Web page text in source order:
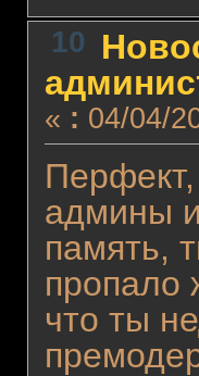
10
« : 04/04/
админы
память,
пропало
что ты